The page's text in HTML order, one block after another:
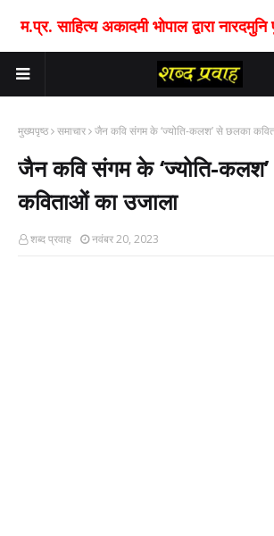
म.प्र. साहित्य अकादमी भोपाल द्वारा
मुख्यपृष्ठ समाचार जैन कवि संगम के ‘ज्योति-कलश’ से छलका
जैन कवि संगम के ‘ज्योति-
कविताओं का उजाला
शब्द प्रवाह नवंबर 20, 2023